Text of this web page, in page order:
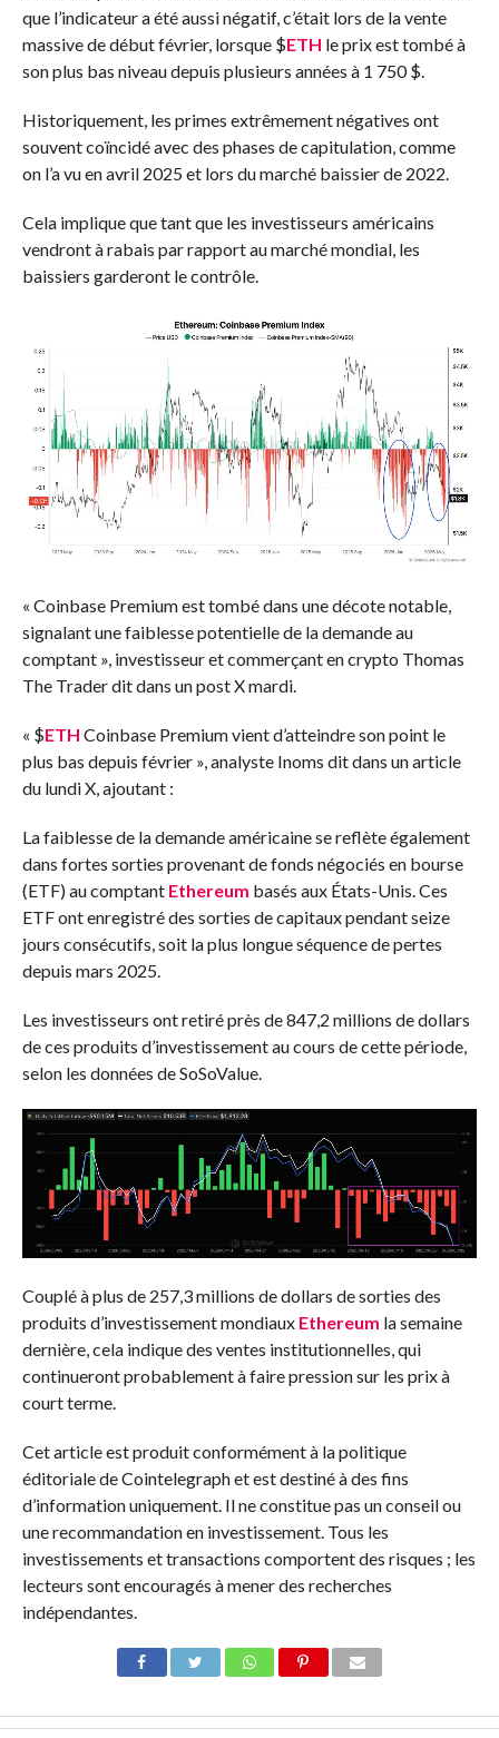
que l’indicateur a été aussi négatif, c’était lors de la vente
massive de début février, lorsque $ETH le prix est tombé à
son plus bas niveau depuis plusieurs années à 1 750 $.
Historiquement, les primes extrêmement négatives ont
souvent coïncidé avec des phases de capitulation, comme
on l’a vu en avril 2025 et lors du marché baissier de 2022.
Cela implique que tant que les investisseurs américains
vendront à rabais par rapport au marché mondial, les
baissiers garderont le contrôle.
« Coinbase Premium est tombé dans une décote notable,
signalant une faiblesse potentielle de la demande au
comptant », investisseur et commerçant en crypto Thomas
The Traderditdans un post X mardi.
« $ETH Coinbase Premium vient d’atteindre son point le
plus bas depuis février », analyste Inoms ditdans un article
du lundi X, ajoutant :
La faiblesse de la demande américaine se reflète également
dans fortes sorties provenant de fonds négociés en bourse
(ETF) au comptant Ethereum basés aux États-Unis. Ces
ETF ont enregistré des sorties de capitaux pendant seize
jours consécutifs, soit la plus longue séquence de pertes
depuis mars 2025.
Les investisseurs ont retiré près de 847,2 millions de dollars
de ces produits d’investissement au cours de cette période,
selon les données de SoSoValue.
Couplé à plus de 257,3 millions de dollars de sorties des
produits d’investissement mondiaux Ethereum la semaine
dernière, cela indique des ventes institutionnelles, qui
continueront probablement à faire pression sur les prix à
court terme.
Cet article est produit conformément à la politique
éditoriale de Cointelegraph et est destiné à des fins
d’information uniquement. Il ne constitue pas un conseil ou
une recommandation en investissement. Tous les
investissements et transactions comportent des risques ; les
lecteurs sont encouragés à mener des recherches
indépendantes.